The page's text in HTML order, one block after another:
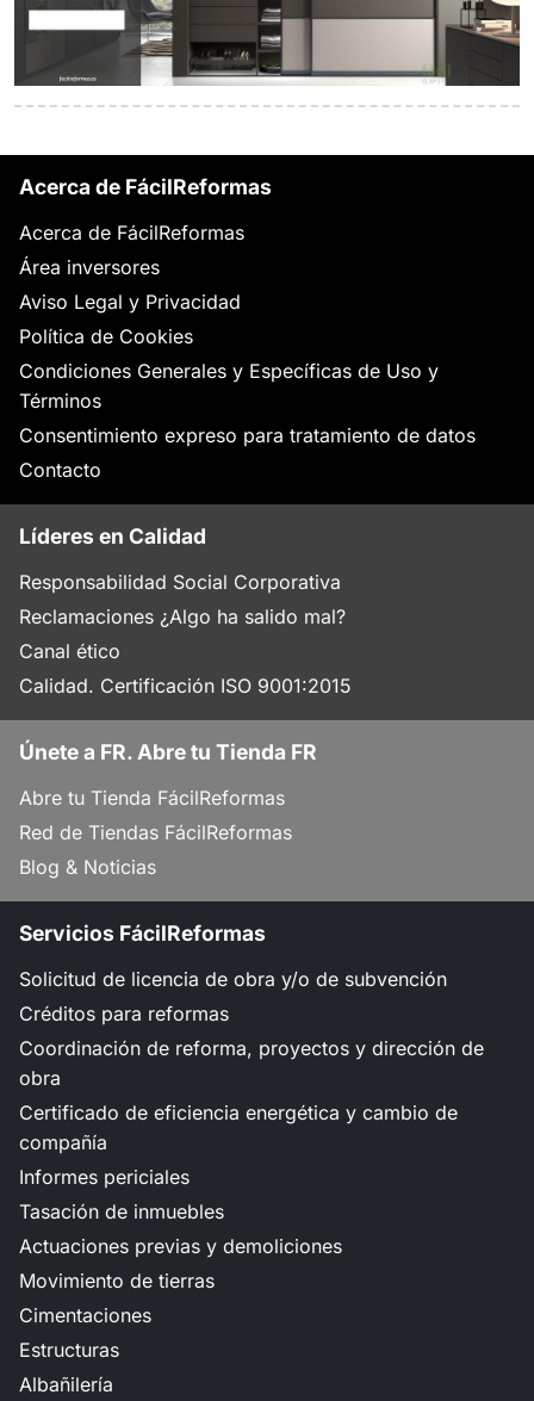
Acerca de FácilReformas
Acerca de FácilReformas
Área inversores
Aviso Legal y Privacidad
Política de Cookies
Condiciones Generales y Específicas de Uso y
Términos
Consentimiento expreso para tratamiento de datos
Contacto
Líderes en Calidad
Responsabilidad Social Corporativa
Reclamaciones ¿Algo ha salido mal?
Canal ético
Calidad. Certificación ISO 9001:2015
Únete a FR. Abre tu Tienda FR
Abre tu Tienda FácilReformas
Red de Tiendas FácilReformas
Blog & Noticias
Servicios FácilReformas
Solicitud de licencia de obra y/o de subvención
Créditos para reformas
Coordinación de reforma, proyectos y dirección de
obra
Certificado de eficiencia energética y cambio de
compañía
Informes periciales
Tasación de inmuebles
Actuaciones previas y demoliciones
Movimiento de tierras
Cimentaciones
Estructuras
Albañilería